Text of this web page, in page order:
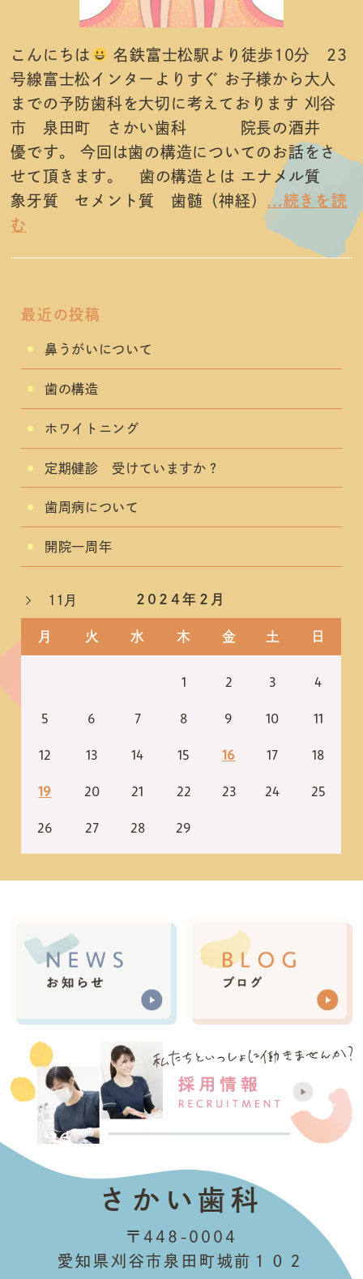
こんにちは
名鉄富士松駅より徒歩10分 23
号線富士松インターよりすぐ お子様から大人
までの予防歯科を大切に考えております 刈谷
市 泉田町 さかい歯科 院長の酒井
優です。 今回は歯の構造についてのお話をさ
せて頂きます。 歯の構造とは エナメル質
象牙質 セメント質 歯髄（神経）
...続きを読
む
最近の投稿
鼻うがいについて
歯の構造
ホワイトニング
定期健診 受けていますか？
歯周病について
開院一周年
2024年2月
月 火 水 木 金 土 日
11月
1 2 3 4
5 6 7 8 9 10 11
12 13 14 15 16 17 18
19 20 21 22 23 24 25
26 27 28 29
さかい歯科
〒448-0004
愛知県刈谷市泉田町城前１０２